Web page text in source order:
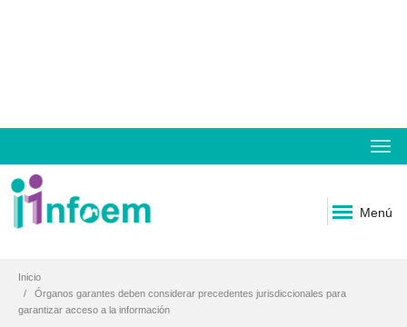
Menú
Inicio
Órganos garantes deben considerar precedentes jurisdiccionales para
garantizar acceso a la información